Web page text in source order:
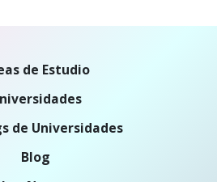
de Estudio
de Universidades
Blog